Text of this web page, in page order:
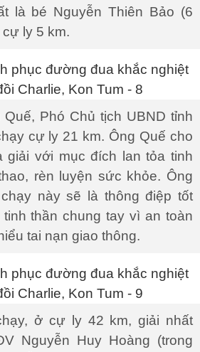
là bé Nguyễn Thiên Bảo (6
ly 5 km.
Phó Chủ tịch UBND tỉnh
cự ly 21 km. Ông Quế cho
giải với mục đích lan tỏa tinh
rèn luyện sức khỏe. Ông
này sẽ là thông điệp tốt
thần chung tay vì an toàn
tai nạn giao thông.
ở cự ly 42 km, giải nhất
Nguyễn Huy Hoàng (trong